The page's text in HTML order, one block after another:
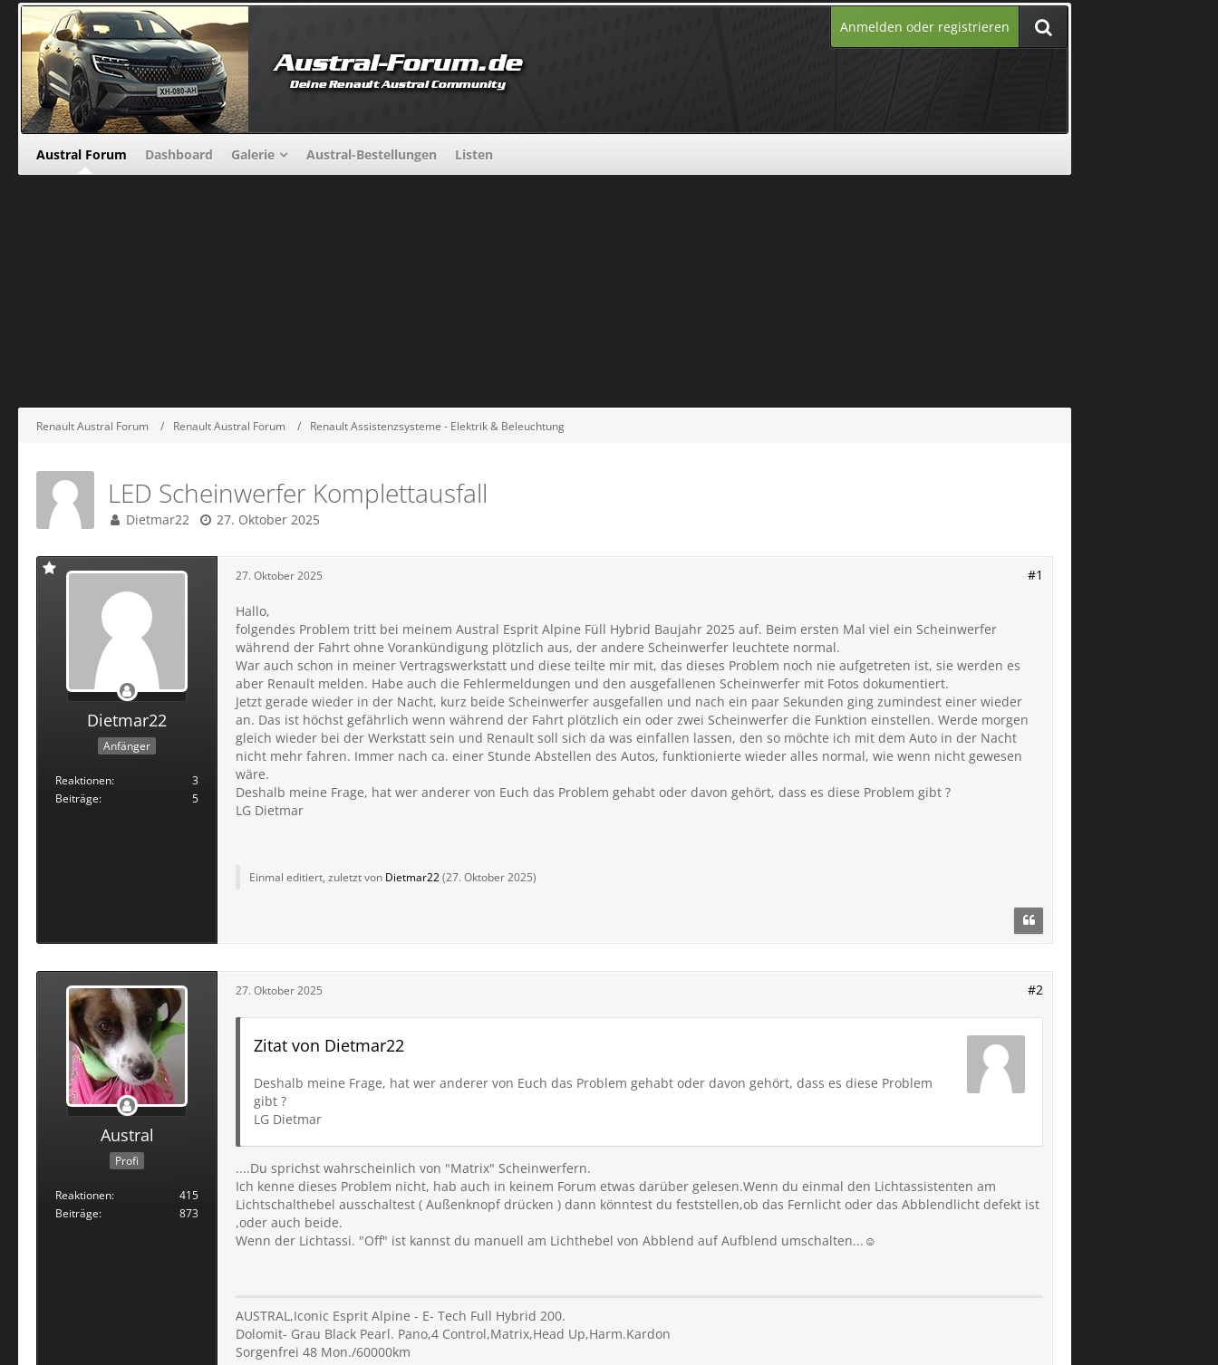
Anmelden oder registrieren
Austral Forum Dashboard Galerie Austral-Bestellungen Listen
Renault Austral Forum Renault Austral Forum Renault Assistenzsysteme - Elektrik & Beleuchtung
LED Scheinwerfer Komplettausfall
Dietmar22 27. Oktober 2025
Dietmar22
Anfänger
Reaktionen
3
Beiträge
5
27. Oktober 2025 #1
Hallo,
folgendes Problem tritt bei meinem Austral Esprit Alpine Füll Hybrid Baujahr 2025 auf. Beim ersten Mal viel ein Scheinwerfer
während der Fahrt ohne Vorankündigung plötzlich aus, der andere Scheinwerfer leuchtete normal.
War auch schon in meiner Vertragswerkstatt und diese teilte mir mit, das dieses Problem noch nie aufgetreten ist, sie werden es
aber Renault melden. Habe auch die Fehlermeldungen und den ausgefallenen Scheinwerfer mit Fotos dokumentiert.
Jetzt gerade wieder in der Nacht, kurz beide Scheinwerfer ausgefallen und nach ein paar Sekunden ging zumindest einer wieder
an. Das ist höchst gefährlich wenn während der Fahrt plötzlich ein oder zwei Scheinwerfer die Funktion einstellen. Werde morgen
gleich wieder bei der Werkstatt sein und Renault soll sich da was einfallen lassen, den so möchte ich mit dem Auto in der Nacht
nicht mehr fahren. Immer nach ca. einer Stunde Abstellen des Autos, funktionierte wieder alles normal, wie wenn nicht gewesen
wäre.
Deshalb meine Frage, hat wer anderer von Euch das Problem gehabt oder davon gehört, dass es diese Problem gibt ?
LG Dietmar
Einmal editiert, zuletzt von Dietmar22(27. Oktober 2025)
Austral
Profi
Reaktionen
415
Beiträge
873
27. Oktober 2025 #2
Zitat von Dietmar22
Deshalb meine Frage, hat wer anderer von Euch das Problem gehabt oder davon gehört, dass es diese Problem
gibt ?
LG Dietmar
....Du sprichst wahrscheinlich von "Matrix" Scheinwerfern.
Ich kenne dieses Problem nicht, hab auch in keinem Forum etwas darüber gelesen.Wenn du einmal den Lichtassistenten am
Lichtschalthebel ausschaltest ( Außenknopf drücken ) dann könntest du feststellen,ob das Fernlicht oder das Abblendlicht defekt ist
,oder auch beide.
Wenn der Lichtassi. "Off" ist kannst du manuell am Lichthebel von Abblend auf Aufblend umschalten...☺️
AUSTRAL,Iconic Esprit Alpine - E- Tech Full Hybrid 200.
Dolomit- Grau Black Pearl. Pano,4 Control,Matrix,Head Up,Harm.Kardon
Sorgenfrei 48 Mon./60000km